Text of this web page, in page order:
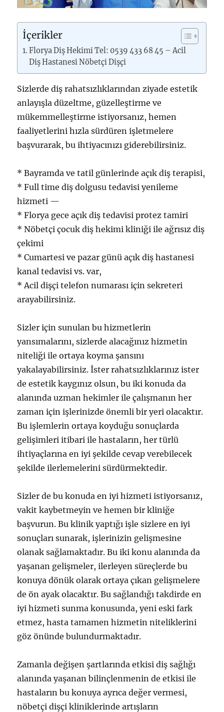
İçerikler
Florya Diş Hekimi Tel: 0539 433 68 45 – Acil
Diş Hastanesi Nöbetçi Dişçi
Sizlerde diş rahatsızlıklarından ziyade estetik
anlayışla düzeltme, güzelleştirme ve
mükemmelleştirme istiyorsanız, hemen
faaliyetlerini hızla sürdüren işletmelere
başvurarak, bu ihtiyacınızı giderebilirsiniz.
* Bayramda ve tatil günlerinde açık diş terapisi,
* Full time diş dolgusu tedavisi yenileme
hizmeti —
* Florya gece açık diş tedavisi protez tamiri
* Nöbetçi çocuk diş hekimi kliniği ile ağrısız diş
çekimi
* Cumartesi ve pazar günü açık diş hastanesi
kanal tedavisi vs. var,
* Acil dişçi telefon numarası için sekreteri
arayabilirsiniz.
Sizler için sunulan bu hizmetlerin
yansımalarını, sizlerde alacağınız hizmetin
niteliği ile ortaya koyma şansını
yakalayabilirsiniz. İster rahatsızlıklarınız ister
de estetik kaygınız olsun, bu iki konuda da
alanında uzman hekimler ile çalışmanın her
zaman için işlerinizde önemli bir yeri olacaktır.
Bu işlemlerin ortaya koyduğu sonuçlarda
gelişimleri itibari ile hastaların, her türlü
ihtiyaçlarına en iyi şekilde cevap verebilecek
şekilde ilerlemelerini sürdürmektedir.
Sizler de bu konuda en iyi hizmeti istiyorsanız,
vakit kaybetmeyin ve hemen bir kliniğe
başvurun. Bu klinik yaptığı işle sizlere en iyi
sonuçları sunarak, işlerinizin gelişmesine
olanak sağlamaktadır. Bu iki konu alanında da
yaşanan gelişmeler, ilerleyen süreçlerde bu
konuya dönük olarak ortaya çıkan gelişmelere
de ön ayak olacaktır. Bu sağlandığı takdirde en
iyi hizmeti sunma konusunda, yeni eski fark
etmez, hasta tamamen hizmetin niteliklerini
göz önünde bulundurmaktadır.
Zamanla değişen şartlarında etkisi diş sağlığı
alanında yaşanan bilinçlenmenin de etkisi ile
hastaların bu konuya ayrıca değer vermesi,
nöbetçi dişçi kliniklerinde artışların